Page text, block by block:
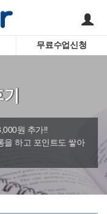
서비스안내
강사소개
회사소개
어린이
영자신
수업
무료수업신청
원 추가!!
을 하고 포인트도 쌓아